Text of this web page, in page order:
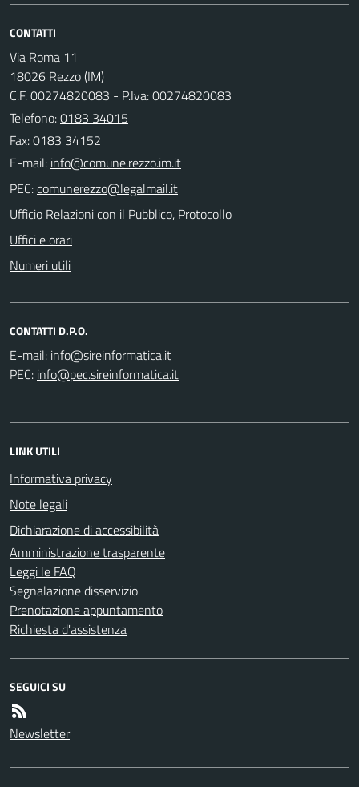
CONTATTI
Via Roma 11
18026 Rezzo (IM)
C.F. 00274820083 - P.Iva: 00274820083
Telefono:0183 34015
Fax: 0183 34152
E-mail:
PEC:
Ufficio Relazioni con il Pubblico, Protocollo
Uffici e orari
Numeri utili
CONTATTI D.P.O.
E-mail:
PEC:
LINK UTILI
Informativa privacy
Note legali
Dichiarazione di accessibilità
Amministrazione trasparente
Leggi le FAQ
Segnalazione disservizio
Prenotazione appuntamento
Richiesta d'assistenza
SEGUICI SU
Newsletter